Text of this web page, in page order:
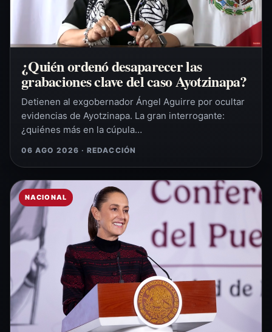
¿Quién ordenó desaparecer las
grabaciones clave del caso Ayotzinapa?
Detienen al exgobernador Ángel Aguirre por ocultar
evidencias de Ayotzinapa. La gran interrogante:
¿quiénes más en la cúpula…
06 AGO 2026 · REDACCIÓN
NACIONAL